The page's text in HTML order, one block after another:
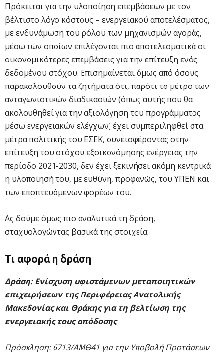
Πρόκειται για την υλοποίηση επεμβάσεων με τον
βέλτιστο λόγο κόστους – ενεργειακού αποτελέσματος,
με ενδυνάμωση του ρόλου των μηχανισμών αγοράς,
μέσω των οποίων επιλέγονται πιο αποτελεσματικά οι
οικονομικότερες επεμβάσεις για την επίτευξη ενός
δεδομένου στόχου. Επισημαίνεται όμως από όσους
παρακολουθούν τα ζητήματα ότι, παρότι το μέτρο των
ανταγωνιστικών διαδικασιών (όπως αυτής που θα
ακολουθηθεί για την αξιολόγηση του προγράμματος
μέσω ενεργειακών ελέγχων) έχει συμπεριληφθεί στα
μέτρα πολιτικής του ΕΣΕΚ, συνεισφέροντας στην
επίτευξη του στόχου εξοικονόμησης ενέργειας την
περίοδο 2021-2030, δεν έχει ξεκινήσει ακόμη κεντρικά
η υλοποίησή του, με ευθύνη, προφανώς, του ΥΠΕΝ και
των εποπτευόμενων φορέων του.
Ας δούμε όμως πιο αναλυτικά τη δράση,
σταχυολογώντας βασικά της στοιχεία:
Τι αφορά η δράση
Δράση: Ενίσχυση υφιστάμενων μεταποιητικών
επιχειρήσεων της Περιφέρειας Ανατολικής
Μακεδονίας και Θράκης για τη βελτίωση της
ενεργειακής τους απόδοσης
Πρόσκληση: 6713/ΑΜΘ41 για την Υποβολή Προτάσεων